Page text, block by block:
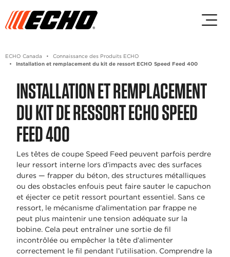
ECHO Canada
Connaissance des Produits ECHO
Installation et remplacement du kit de ressort ECHO Speed Feed 400
INSTALLATION ET REMPLACEMENT
DU KIT DE RESSORT ECHO SPEED
FEED 400
Les têtes de coupe Speed Feed peuvent parfois perdre
leur ressort interne lors d’impacts avec des surfaces
dures — frapper du béton, des structures métalliques
ou des obstacles enfouis peut faire sauter le capuchon
et éjecter ce petit ressort pourtant essentiel. Sans ce
ressort, le mécanisme d’alimentation par frappe ne
peut plus maintenir une tension adéquate sur la
bobine. Cela peut entraîner une sortie de fil
incontrôlée ou empêcher la tête d’alimenter
correctement le fil pendant l’utilisation. Comprendre la